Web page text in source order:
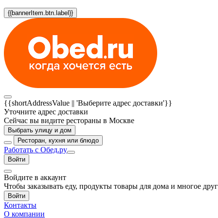
{{bannerItem.btn.label}}
{{shortAddressValue || 'Выберите адрес доставки'}}
Уточните адрес доставки
Сейчас вы видите рестораны в Москве
Выбрать улицу и дом
Ресторан, кухня или блюдо
Работать с Обед.ру
Войти
Войдите в аккаунт
Чтобы заказывать еду, продукты товары для дома и многое
Войти
Контакты
О компании